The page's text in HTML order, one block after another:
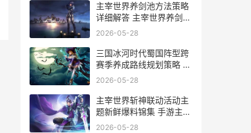
主宰世界养剑池方法策略
详细解答 主宰世界养剑池
玩法
2026-05-28
三国冰河时代蜀国阵型跨
赛季养成路线规划策略 三
国冰河时代蜀国武将
2026-05-28
主宰世界斩神联动活动主
题新鲜爆料锦集 手游主宰
世界
2026-05-28